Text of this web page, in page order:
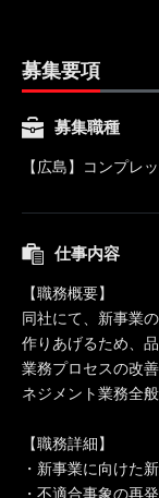
募集要項
募集職種
【広島】コンプレ
仕事内容
【職務概要】
同社にて、新事業
作りあげるため、
業務プロセスの改
ネジメント業務全
【職務詳細】
・新事業に向けた
・不適合事象の再